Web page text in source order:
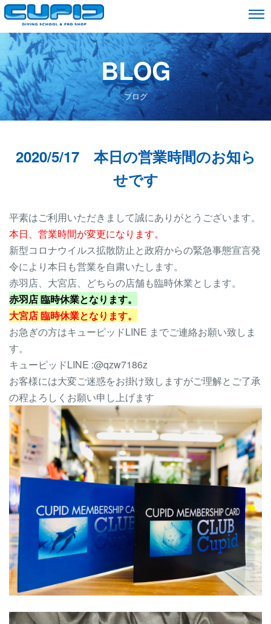
BLOG
ブログ
2020/5/17 本日の営業時間のお知ら
せです
平素はご利用いただきまして誠にありがとうございます。
本日、営業時間が変更になります。
新型コロナウイルス拡散防止と政府からの緊急事態宣言発
令により本日も営業を自粛いたします。
赤羽店、大宮店、どちらの店舗も臨時休業とします。
赤羽店 臨時休業となります。
大宮店 臨時休業となります。
お急ぎの方はキューピッドLINE までご連絡お願い致しま
す。
キューピッドLINE :@qzw7186z
お客様には大変ご迷惑をお掛け致しますがご理解とご了承
の程よろしくお願い申し上げます